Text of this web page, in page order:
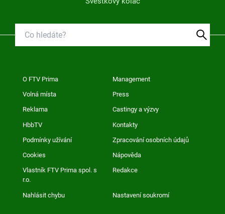
O FTV Prima Management
Volná místa Press
Reklama Castingy a výzvy
HbbTV Kontakty
Podmínky užívání Zpracování osobních údajů
Cookies Nápověda
Vlastník FTV Prima spol. s
r.o.
Redakce
Nahlásit chybu Nastavení soukromí